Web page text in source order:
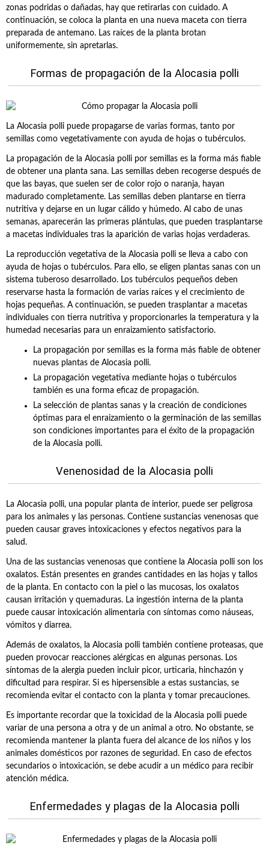
zonas podridas o dañadas, hay que retirarlas con cuidado. A
continuación, se coloca la planta en una nueva maceta con tierra
preparada de antemano. Las raíces de la planta brotan
uniformemente, sin apretarlas.
Formas de propagación de la Alocasia polli
La Alocasia polli puede propagarse de varias formas, tanto por
semillas como vegetativamente con ayuda de hojas o tubérculos.
La propagación de la Alocasia polli por semillas es la forma más fiable
de obtener una planta sana. Las semillas deben recogerse después de
que las bayas, que suelen ser de color rojo o naranja, hayan
madurado completamente. Las semillas deben plantarse en tierra
nutritiva y dejarse en un lugar cálido y húmedo. Al cabo de unas
semanas, aparecerán las primeras plántulas, que pueden trasplantarse
a macetas individuales tras la aparición de varias hojas verdaderas.
La reproducción vegetativa de la Alocasia polli se lleva a cabo con
ayuda de hojas o tubérculos. Para ello, se eligen plantas sanas con un
sistema tuberoso desarrollado. Los tubérculos pequeños deben
reservarse hasta la formación de varias raíces y el crecimiento de
hojas pequeñas. A continuación, se pueden trasplantar a macetas
individuales con tierra nutritiva y proporcionarles la temperatura y la
humedad necesarias para un enraizamiento satisfactorio.
La propagación por semillas es la forma más fiable de obtener
nuevas plantas de Alocasia polli.
La propagación vegetativa mediante hojas o tubérculos
también es una forma eficaz de propagación.
La selección de plantas sanas y la creación de condiciones
óptimas para el enraizamiento o la germinación de las semillas
son condiciones importantes para el éxito de la propagación
de la Alocasia polli.
Venenosidad de la Alocasia polli
La Alocasia polli, una popular planta de interior, puede ser peligrosa
para los animales y las personas. Contiene sustancias venenosas que
pueden causar graves intoxicaciones y efectos negativos para la
salud.
Una de las sustancias venenosas que contiene la Alocasia polli son los
oxalatos. Están presentes en grandes cantidades en las hojas y tallos
de la planta. En contacto con la piel o las mucosas, los oxalatos
causan irritación y quemaduras. La ingestión interna de la planta
puede causar intoxicación alimentaria con síntomas como náuseas,
vómitos y diarrea.
Además de oxalatos, la Alocasia polli también contiene proteasas, que
pueden provocar reacciones alérgicas en algunas personas. Los
síntomas de la alergia pueden incluir picor, urticaria, hinchazón y
dificultad para respirar. Si es hipersensible a estas sustancias, se
recomienda evitar el contacto con la planta y tomar precauciones.
Es importante recordar que la toxicidad de la Alocasia polli puede
variar de una persona a otra y de un animal a otro. No obstante, se
recomienda mantener la planta fuera del alcance de los niños y los
animales domésticos por razones de seguridad. En caso de efectos
secundarios o intoxicación, se debe acudir a un médico para recibir
atención médica.
Enfermedades y plagas de la Alocasia polli